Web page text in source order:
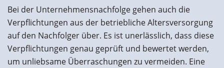
Bei der Unternehmensnachfolge gehen auch die
Verpflichtungen aus der betriebliche Altersversorgung
auf den Nachfolger über. Es ist unerlässlich, dass diese
Verpflichtungen genau geprüft und bewertet werden,
um unliebsame Überraschungen zu vermeiden. Eine